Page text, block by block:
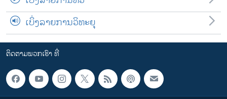
ເບິ່ງລາຍການວິທະຍຸ
ຕິດຕາມພວກເຮົາ ທີ່